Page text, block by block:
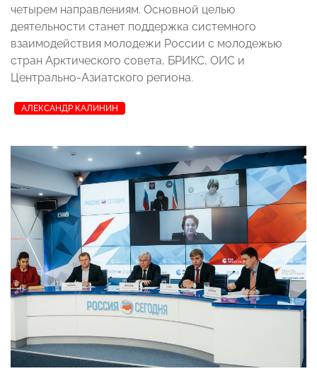
четырем направлениям. Основной целью
деятельности станет поддержка системного
взаимодействия молодежи России с молодежью
стран Арктического совета, БРИКС, ОИС и
Центрально-Азиатского региона.
АЛЕКСАНДР КАЛИНИН